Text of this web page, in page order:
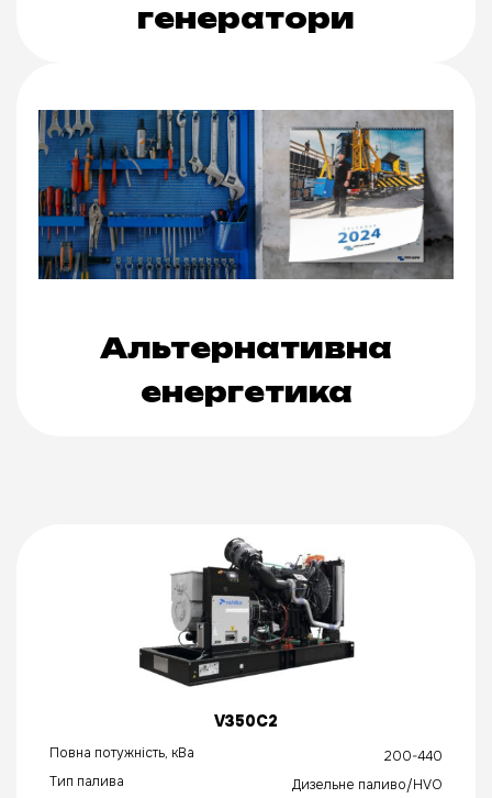
генератори
Альтернативна
енергетика
V350C2
Повна потужність, кВа
200-440
Тип палива
Дизельне паливо/HVO